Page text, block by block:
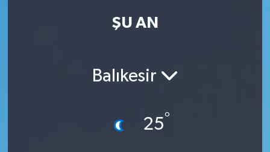
ŞU AN
Balıkesir
25°